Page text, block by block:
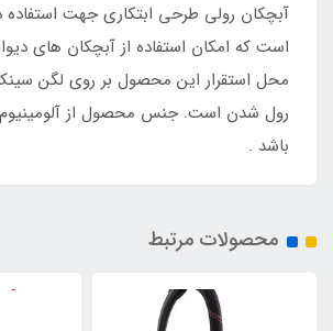
آبچکان رولی طرحی ابتکاری جهت
است که امکان استفاده از آبچکان های
محل استقرار این محصول بر روی لگن
رول شدن است. جنس محصول از
باشد .
محصولات مرتبط